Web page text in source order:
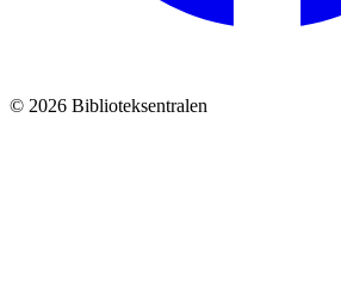
© 2026 Biblioteksentralen